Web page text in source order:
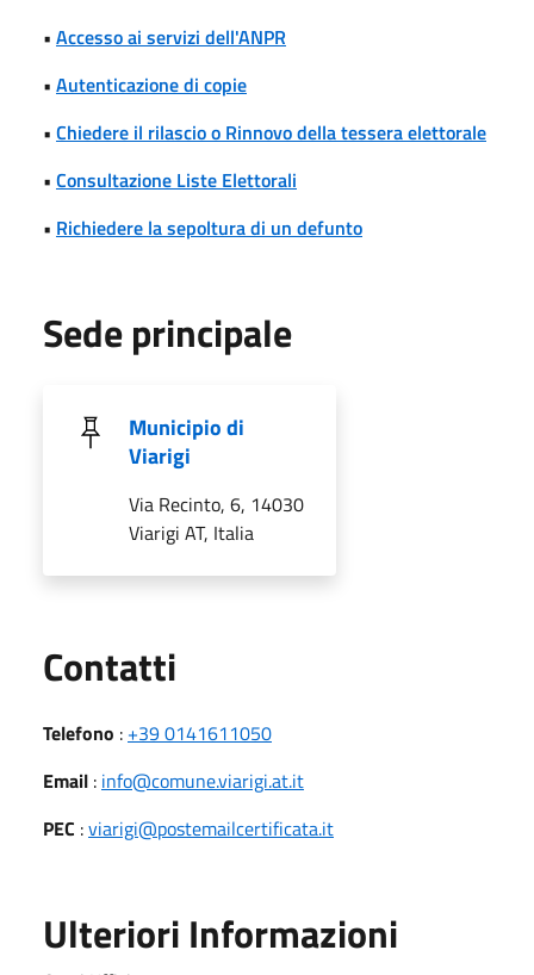
• Accesso ai servizi dell'ANPR
• Autenticazione di copie
• Chiedere il rilascio o Rinnovo della tessera elettorale
• Consultazione Liste Elettorali
• Richiedere la sepoltura di un defunto
Sede principale
Municipio di
Viarigi
Via Recinto, 6, 14030
Viarigi AT, Italia
Contatti
Telefono : +39 0141611050
Email : info@comune.viarigi.at.it
PEC :viarigi@postemailcertificata.it
Ulteriori Informazioni